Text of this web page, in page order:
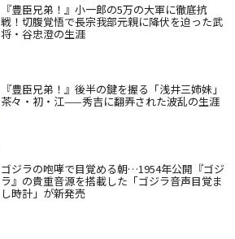
『豊臣兄弟！』小一郎の5万の大軍に徹底抗
戦！切腹覚悟で長宗我部元親に降伏を迫った武
将・谷忠澄の生涯
『豊臣兄弟！』後半の鍵を握る「浅井三姉妹」
茶々・初・江——秀吉に翻弄された波乱の生涯
ゴジラの咆哮で目覚める朝…1954年公開『ゴジ
ラ』の貴重音源を搭載した「ゴジラ音声目覚ま
し時計」が新発売